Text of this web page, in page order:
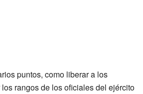
puntos, como liberar a los
rangos de los oficiales del ejército